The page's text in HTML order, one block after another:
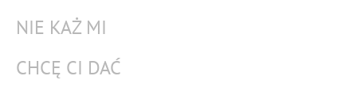
NIE KAŻ MI
CHCĘ CI DAĆ